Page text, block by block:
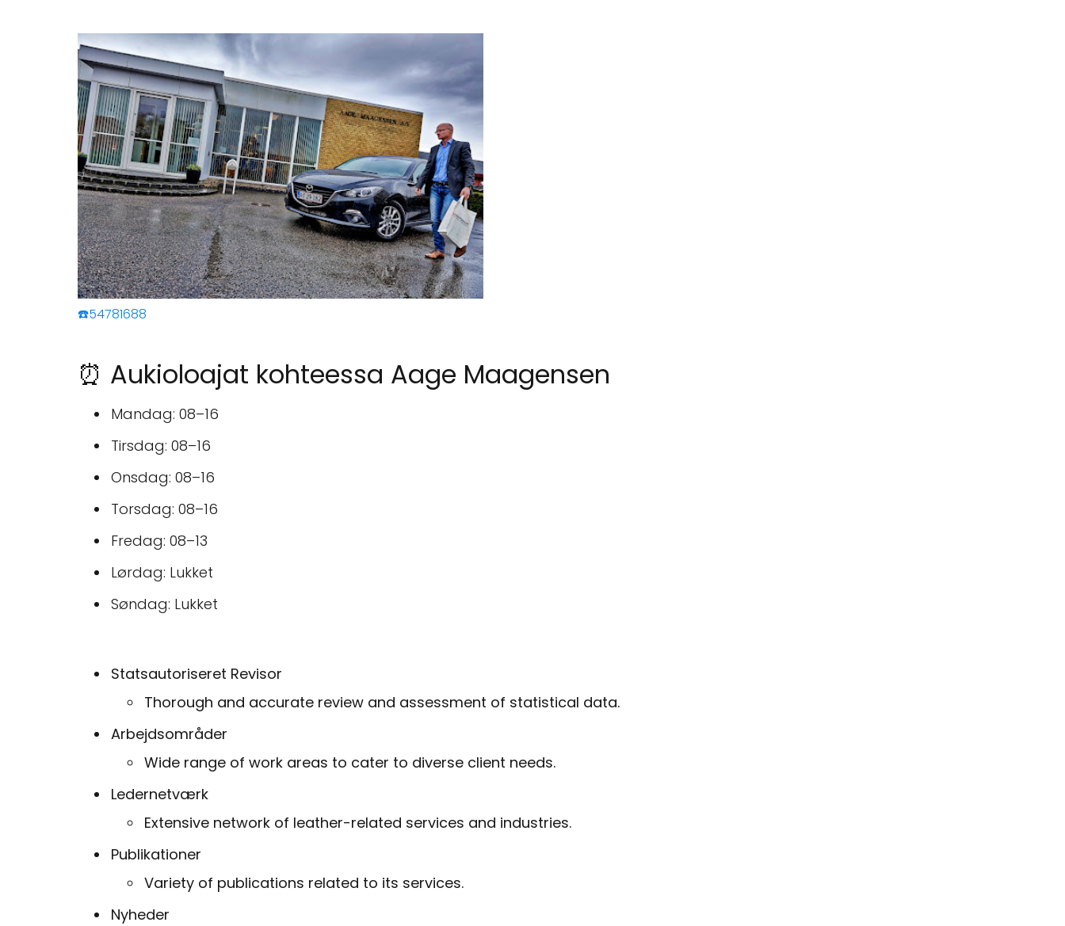
☎️54781688
⏰ Aukioloajat kohteessa Aage Maagensen
Mandag: 08–16
Tirsdag: 08–16
Onsdag: 08–16
Torsdag: 08–16
Fredag: 08–13
Lørdag: Lukket
Søndag: Lukket
Statsautoriseret Revisor
Thorough and accurate review and assessment of statistical data.
Arbejdsområder
Wide range of work areas to cater to diverse client needs.
Ledernetværk
Extensive network of leather-related services and industries.
Publikationer
Variety of publications related to its services.
Nyheder